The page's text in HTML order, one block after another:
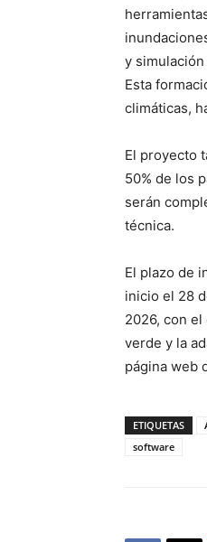
y
Esta
climáticas,
El proyecto
50% de los
serán
técnica.
El plazo de
inicio el 28
2026, con
verde y la
página web
ETIQUETAS
software